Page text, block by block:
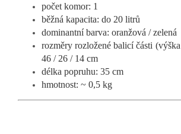
počet komor: 1
běžná kapacita: do 20 litrů
dominantní barva: oranžová / zelená
rozměry rozložené balicí části
46 / 26 / 14 cm
délka popruhu: 35 cm
hmotnost: ~ 0,5 kg